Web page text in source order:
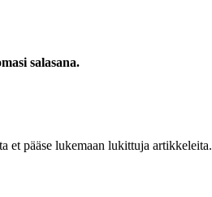
salasana.
et pääse lukemaan lukittuja artikkeleita.